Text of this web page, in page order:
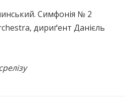
Симфонія № 2
дириґент Данієль